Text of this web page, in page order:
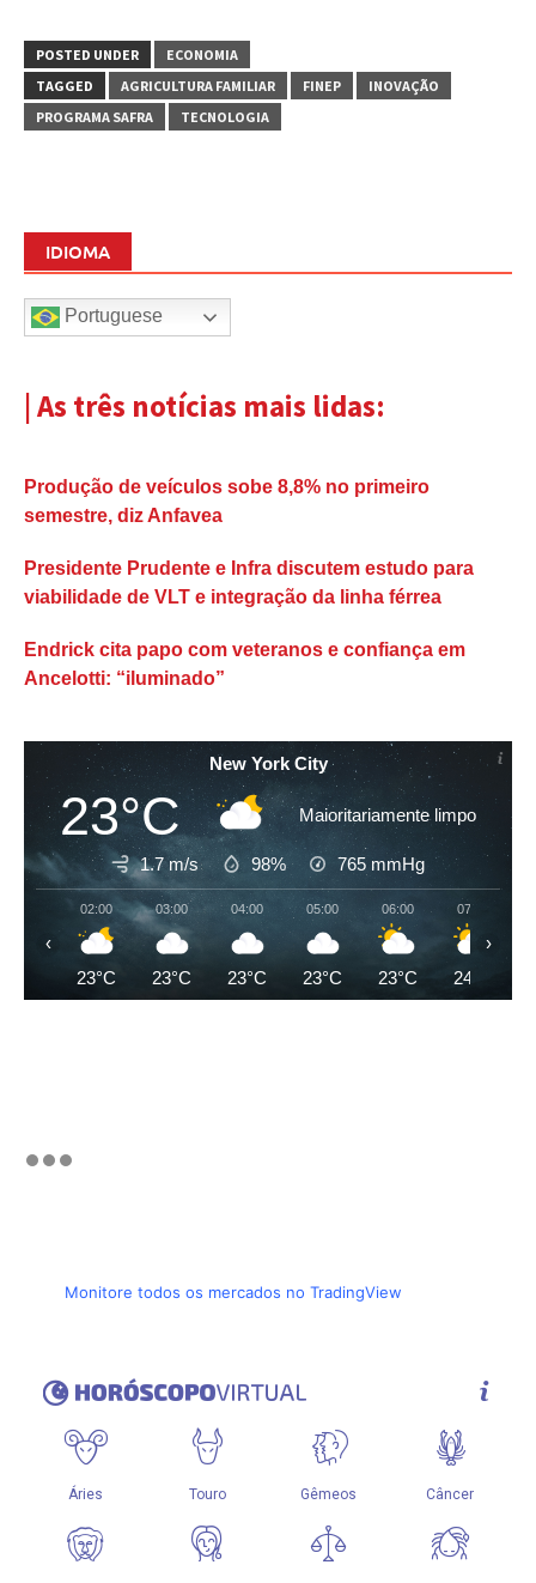
POSTED UNDER
ECONOMIA
TAGGED
AGRICULTURA FAMILIAR FINEP
INOVAÇÃO
PROGRAMA SAFRA
TECNOLOGIA
IDIOMA
Portuguese
| As três notícias mais lidas:
Produção de veículos sobe 8,8% no primeiro
semestre, diz Anfavea
Presidente Prudente e Infra discutem estudo para
viabilidade de VLT e integração da linha férrea
Endrick cita papo com veteranos e confiança em
Ancelotti: “iluminado”
New York City
23°C Maioritariamente limpo
1.7 m/s 98% 765 mmHg
02:00
23°C
03:00
23°C
04:00
23°C
05:00
23°C
06:00
23°C
07:00
24°C
‹ ›
Monitore todos os mercados no TradingView